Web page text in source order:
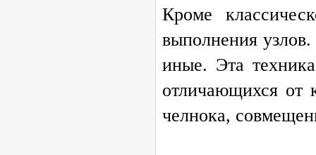
Кроме
выполнения
иные. Эта
отличающихся от
челнока,